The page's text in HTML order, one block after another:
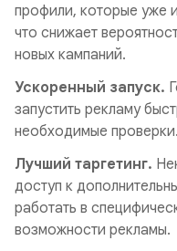
профили, которые уже
что снижает
новых кампаний.
Ускоренный запуск.
запустить рекламу
необходимые проверки.
Лучший таргетинг.
доступ к
работать в
возможности рекламы.